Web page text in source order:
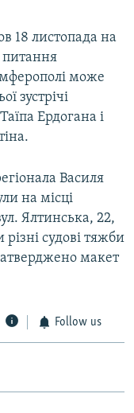
18 листопада на
питання
може
зустрічі
Ердогана і
Василя
на місці
Ялтинська, 22,
судові тяжби
макет
Follow us